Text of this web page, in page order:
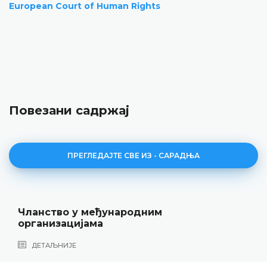
European Court of Human Rights
Повезани садржај
ПРЕГЛЕДАЈТЕ СВЕ ИЗ - САРАДЊА
Чланство у међународним
организацијама
ДЕТАЉНИЈЕ